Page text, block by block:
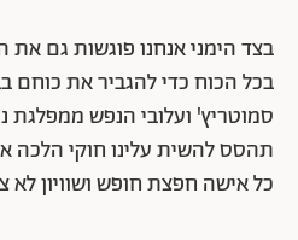
בצד הימני אנחנו פוגשות גם את
בכל הכוח כדי להגביר את כוחם
סמוטריץ' ועלובי הנפש ממפלגת
תהסס להשית עלינו חוקי הלכה
כל אישה חפצת חופש ושוויון לא